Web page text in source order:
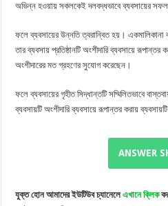
অভিন্ন হওয়ায় সকলকেই দলবদ্ধভাবে ব্যবসায়ের
ফলে ব্যবসায়ের উন্নতি ত্বরান্বিত হয়।
তার ব্যবসায় প্রতিষ্ঠানটি অংশীদারি ব্যবসায়ে
অংশীদারের মত গ্রহণের সুযোগ করেছেন।
ফলে ব্যবসায়ের গৃহীত সিদ্ধান্তটি সম্মিলিতভাবে
ব্যবসায়টি অংশীদারি ব্যবসায়ে রূপান্তর করায়
ANSWER
যুক্ত হোন আমাদের ইউটিউব চ্যানেলে এখানে ক্লিক